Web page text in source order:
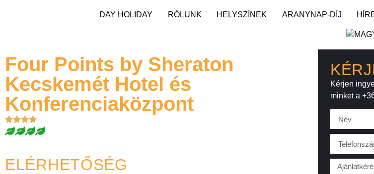
DAY HOLIDAY RÓLUNK HELYSZÍNEK ARANYNAP-DÍJ
Four Points by Sheraton
Kecskemét Hotel és
Konferenciaközpont
ELÉRHETŐSÉG
Kérjen
minket a